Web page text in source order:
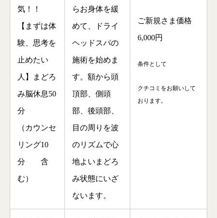
気！！
【まずは体
験、思考を
止めたい
人】まどろ
み脳休息50
分
（カウンセ
リング10
分 含
む）
らお身体を緩
めて、ドライ
ヘッドスパの
施術を始めま
す。額から頭
頂部、側頭
部、後頭部、
目の周りを波
のリズムで心
地よいまどろ
み状態にいざ
ないます。
ご新規さま価格
6,000円
条件として
クチコミをお願いして
おります。